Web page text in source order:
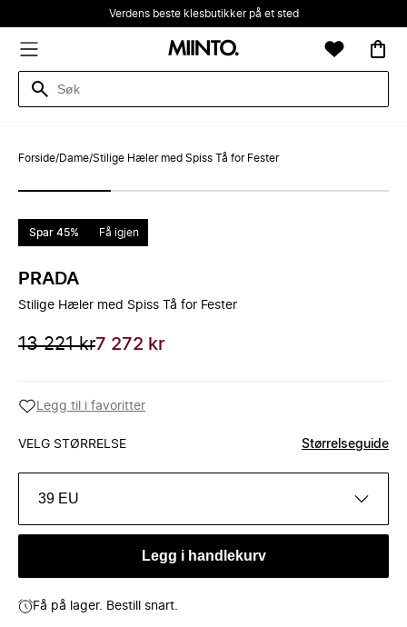
Verdens beste klesbutikker på et sted
Forside/Dame/Stilige Hæler med Spiss Tå for Fester
Spar 45% Få igjen
PRADA
Stilige Hæler med Spiss Tå for Fester
13 221 kr7 272 kr
Legg til i favoritter
VELG STØRRELSE Størrelseguide
39 EU
Legg i handlekurv
Få på lager. Bestill snart.